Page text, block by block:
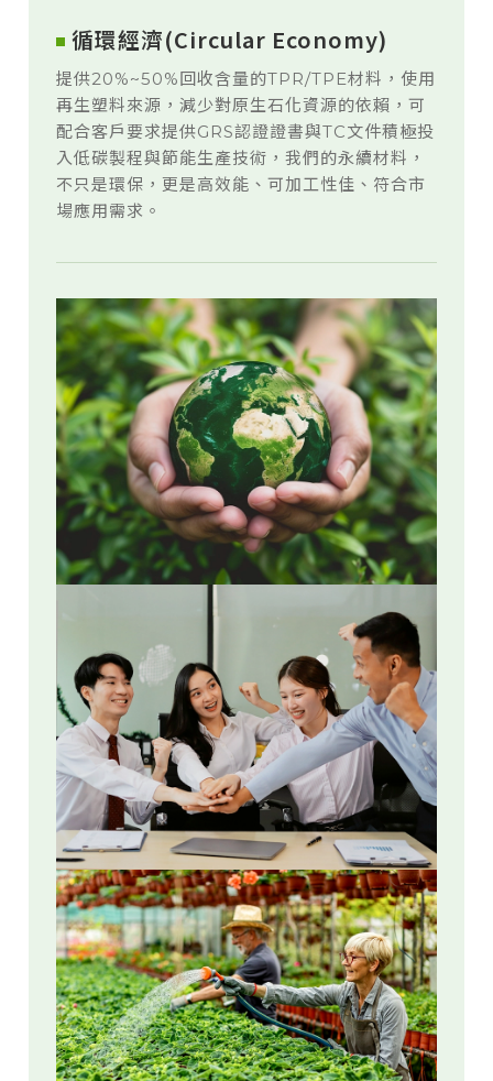
循環經濟(Circular Economy)
提供20%~50%回收含量的TPR/TPE材料，使用
再生塑料來源，減少對原生石化資源的依賴，可
配合客戶要求提供GRS認證證書與TC文件積極投
入低碳製程與節能生產技術，我們的永續材料，
不只是環保，更是高效能、可加工性佳、符合市
場應用需求。